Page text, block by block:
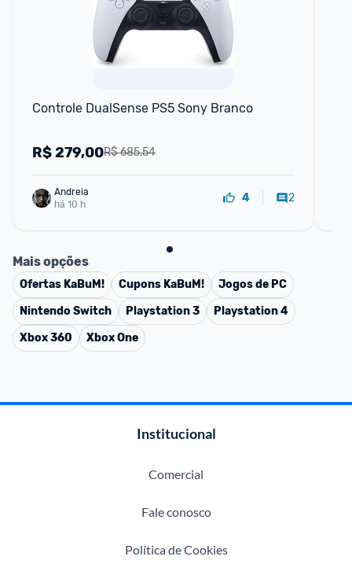
Controle DualSense PS5 Sony Branco
R$ 685,54
R$279,00
Andreia
há 10 h
4 2
Mais opções
Ofertas KaBuM! Cupons KaBuM!
Jogos de PC
Nintendo Switch
Playstation 3
Playstation 4
Xbox 360
Xbox One
Institucional
Comercial
Fale conosco
Política de Cookies